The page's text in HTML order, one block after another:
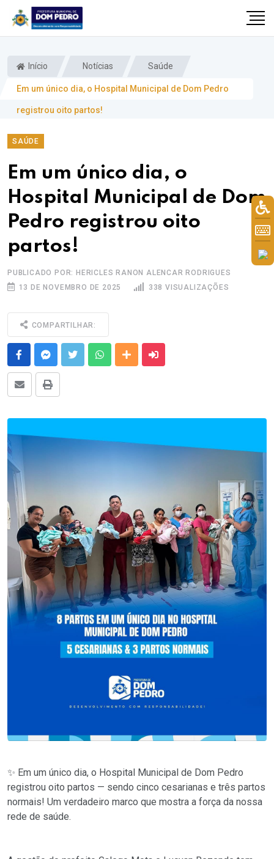
Início Notícias Saúde
Em um único dia, o Hospital Municipal de Dom Pedro
registrou oito partos!
SAÚDE
Em um único dia, o
Hospital Municipal de Dom
Pedro registrou oito
partos!
PUBLICADO POR: HERICLES RANON ALENCAR RODRIGUES
13 DE NOVEMBRO DE 2025
338 VISUALIZAÇÕES
COMPARTILHAR:
FacebookMessenger
Twitter WhatsappOutras Mídias
E-mail
✨ Em um único dia, o Hospital Municipal de Dom Pedro
registrou oito partos — sendo cinco cesarianas e três partos
normais! Um verdadeiro marco que mostra a força da nossa
rede de saúde.